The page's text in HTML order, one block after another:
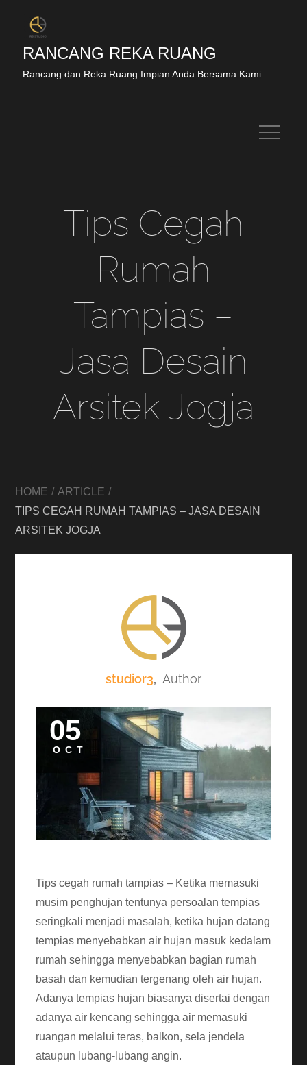
RANCANG REKA RUANG
Rancang dan Reka Ruang Impian Anda Bersama Kami.
Tips Cegah
Rumah
Tampias –
Jasa Desain
Arsitek Jogja
HOME
ARTICLE
TIPS CEGAH RUMAH TAMPIAS – JASA DESAIN
ARSITEK JOGJA
studior3, Author
05
OCT
Tips cegah rumah tampias – Ketika memasuki
musim penghujan tentunya persoalan tempias
seringkali menjadi masalah, ketika hujan datang
tempias menyebabkan air hujan masuk kedalam
rumah sehingga menyebabkan bagian rumah
basah dan kemudian tergenang oleh air hujan.
Adanya tempias hujan biasanya disertai dengan
adanya air kencang sehingga air memasuki
ruangan melalui teras, balkon, sela jendela
ataupun lubang-lubang angin.